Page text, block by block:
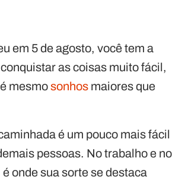
em 5 de agosto, você tem a
as coisas muito fácil,
mesmosonhos maiores que
é um pouco mais fácil
pessoas. No trabalho e no
onde sua sorte se destaca